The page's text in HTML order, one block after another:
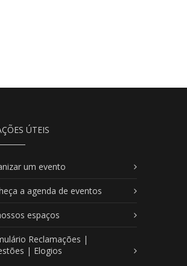
ÚTEIS
um evento
a agenda de eventos
espaços
Reclamações |
| Elogios